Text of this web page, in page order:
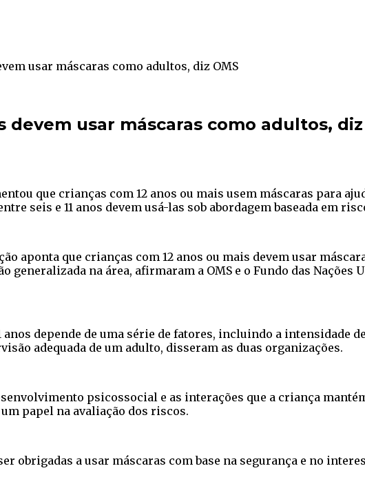
usar máscaras como adultos, diz OMS
devem usar máscaras como adultos, diz
que crianças com 12 anos ou mais usem máscaras para
seis e 11 anos devem usá-las sob abordagem baseada em
aponta que crianças com 12 anos ou mais devem usar
generalizada na área, afirmaram a OMS e o Fundo das
anos depende de uma série de fatores, incluindo a intensidade
adequada de um adulto, disseram as duas organizações.
psicossocial e as interações que a criança
papel na avaliação dos riscos.
obrigadas a usar máscaras com base na segurança e no